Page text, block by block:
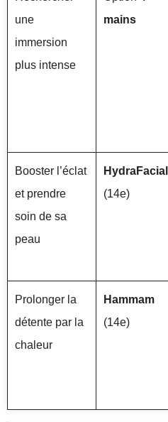
une
immersion
plus intense
mains
Booster l’éclat
et prendre
soin de sa
peau
HydraFacial
(14e)
Prolonger la
détente par la
chaleur
Hammam
(14e)